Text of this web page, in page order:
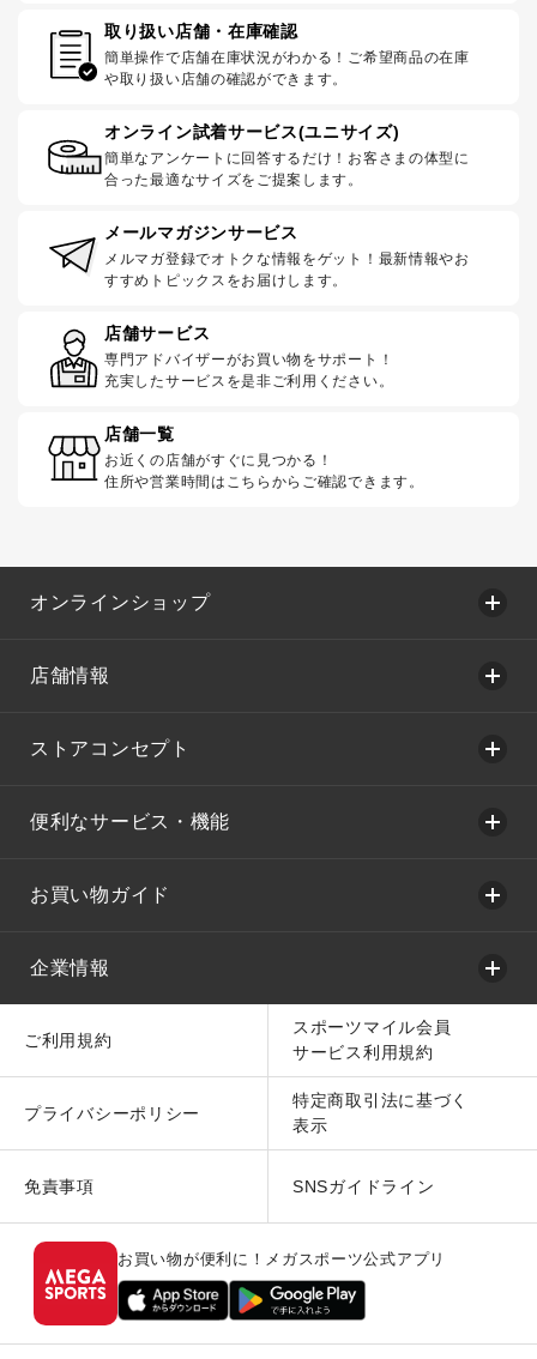
取り扱い店舗・在庫確認
簡単操作で店舗在庫状況がわかる！ご希望商品の在庫
や取り扱い店舗の確認ができます。
オンライン試着サービス(ユニサイズ)
簡単なアンケートに回答するだけ！お客さまの体型に
合った最適なサイズをご提案します。
メールマガジンサービス
メルマガ登録でオトクな情報をゲット！最新情報やお
すすめトピックスをお届けします。
店舗サービス
専門アドバイザーがお買い物をサポート！
充実したサービスを是非ご利用ください。
店舗一覧
お近くの店舗がすぐに見つかる！
住所や営業時間はこちらからご確認できます。
オンラインショップ
店舗情報
ストアコンセプト
便利なサービス・機能
お買い物ガイド
企業情報
ご利用規約
スポーツマイル会員
サービス利用規約
プライバシーポリシー
特定商取引法に基づく
表示
免責事項 SNSガイドライン
お買い物が便利に！メガスポーツ公式アプリ